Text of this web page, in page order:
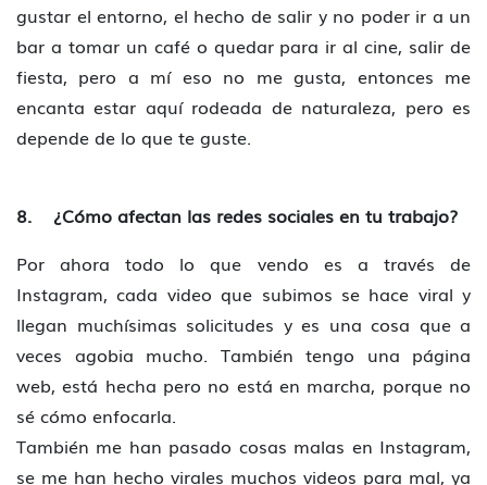
gustar el entorno, el hecho de salir y no poder ir a un
bar a tomar un café o quedar para ir al cine, salir de
fiesta, pero a mí eso no me gusta, entonces me
encanta estar aquí rodeada de naturaleza, pero es
depende de lo que te guste.
8. ¿Cómo afectan las redes sociales en tu trabajo?
Por ahora todo lo que vendo es a través de
Instagram, cada video que subimos se hace viral y
llegan muchísimas solicitudes y es una cosa que a
veces agobia mucho. También tengo una página
web, está hecha pero no está en marcha, porque no
sé cómo enfocarla.
También me han pasado cosas malas en Instagram,
se me han hecho virales muchos videos para mal, ya